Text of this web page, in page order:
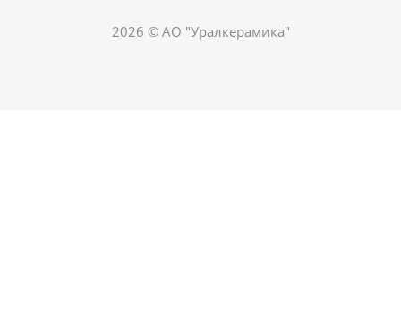
2026 © АО "Уралкерамика"